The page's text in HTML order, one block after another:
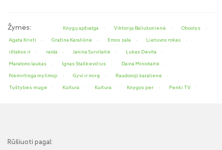
Žymės: Knygų apžvalga Viktorija Baliukonienė
Obuolys
Agata Kristi
Gražina Karaliūnė Emos sala
Lietuvos rokas
ištakos ir
raida Janina Survilaitė
Lukas Devita
Maratono laukas
Ignas Staškevičius
Daina Miniotaitė
Nemirtinga mylimoji
Gyvi ir mirę
Raudonoji karalienė
Tuštybės mugė
Kultura Kultura Knygos per Penki TV
Rūšiuoti pagal: